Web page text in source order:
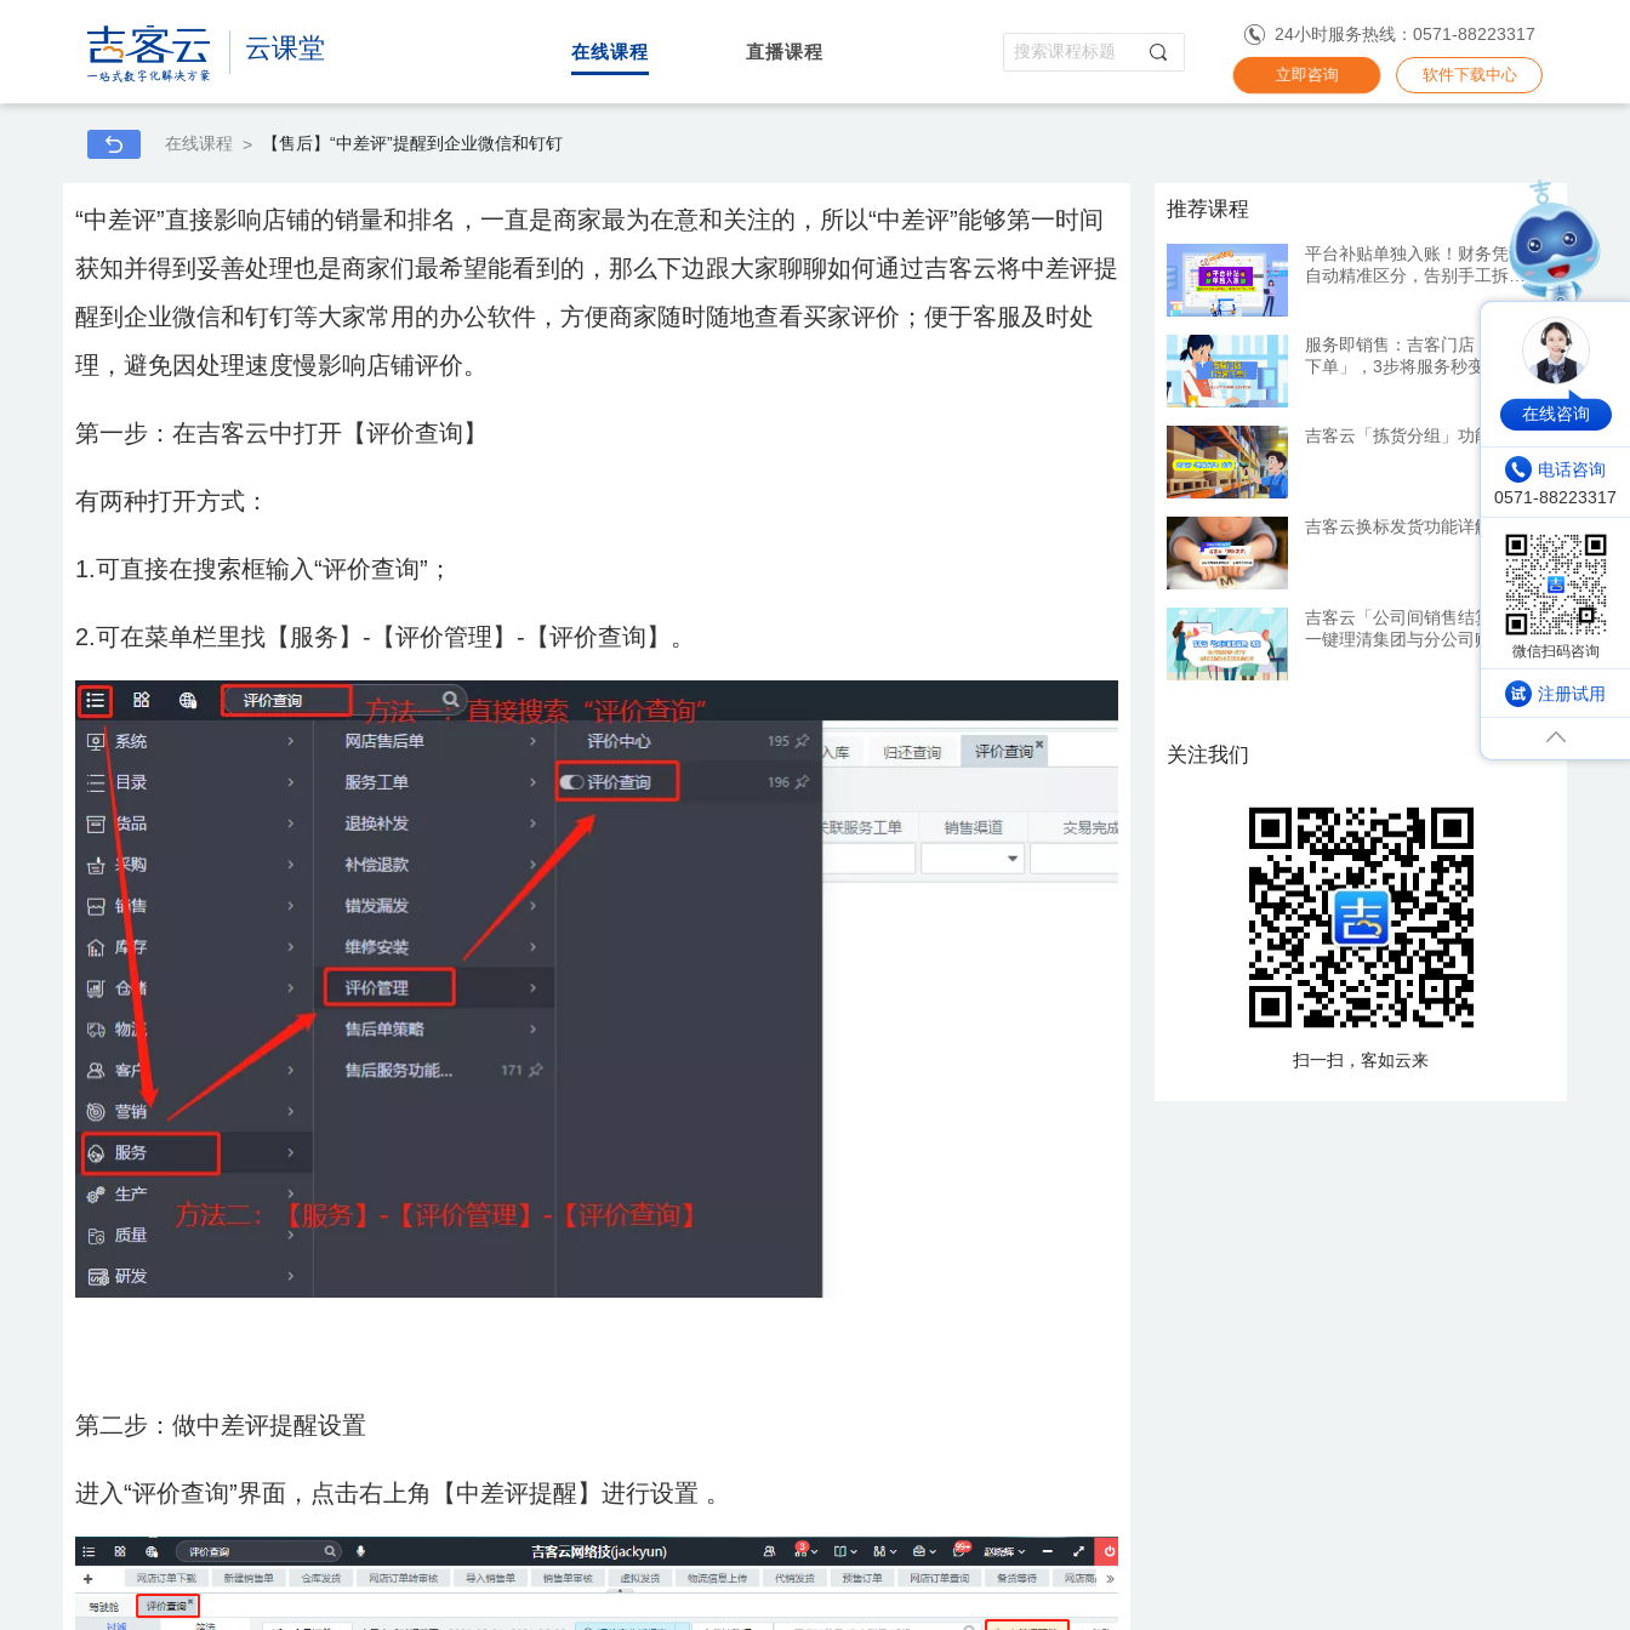
云课堂 在线课程 直播课程
24小时服务热线：0571-88223317
立即咨询 软件下载中心
在线咨询
电话咨询
注册试用
在线课程 > 【售后】“中差评”提醒到企业微信和钉钉
“中差评”直接影响店铺的销量和排名，一直是商家最为在意和关注的，所以“中差评”能够第一时间
获知并得到妥善处理也是商家们最希望能看到的，那么下边跟大家聊聊如何通过吉客云将中差评提
醒到企业微信和钉钉等大家常用的办公软件，方便商家随时随地查看买家评价；便于客服及时处
理，避免因处理速度慢影响店铺评价。
第一步：在吉客云中打开【评价查询】
有两种打开方式：
1.可直接在搜索框输入“评价查询”；
2.可在菜单栏里找【服务】-【评价管理】-【评价查询】。
第二步：做中差评提醒设置
进入“评价查询”界面，点击右上角【中差评提醒】进行设置 。
推荐课程
平台补贴单独入账！财务凭证
自动精准区分，告别手工拆分
服务即销售：吉客门店「代客
下单」，3步将服务秒变订单
吉客云「拣货分组」功能详解
吉客云换标发货功能详解
吉客云「公司间销售结算」：
一键理清集团与分公司账务，
关注我们
扫一扫，客如云来